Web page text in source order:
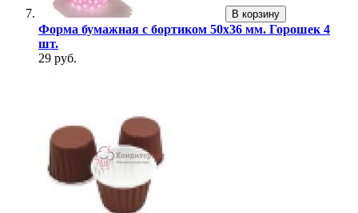
В корзину
Форма бумажная с бортиком 50х36 мм. Горошек 4
шт.
29 руб.